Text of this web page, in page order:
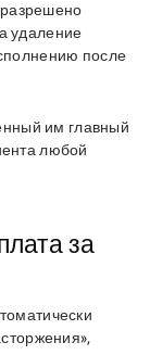
разрешено
удаление
после
им главный
любой
за